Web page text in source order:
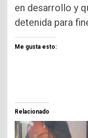
en desarrollo y
detenida para
Me gusta esto:
Relacionado